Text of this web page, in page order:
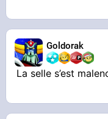
Goldorak
La selle s’est